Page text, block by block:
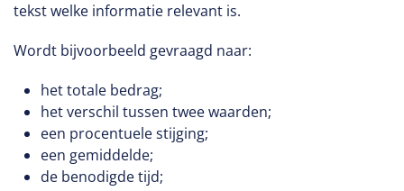
tekst welke informatie relevant is.
Wordt bijvoorbeeld gevraagd naar:
het totale bedrag;
het verschil tussen twee waarden;
een procentuele stijging;
een gemiddelde;
de benodigde tijd;